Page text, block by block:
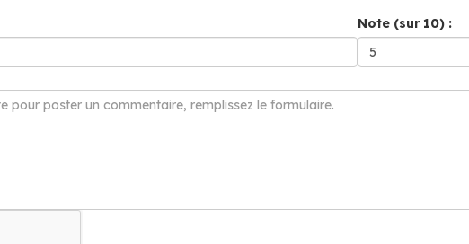
Note (sur 10) :